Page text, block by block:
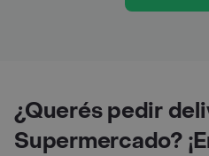
¿Querés pedir
Supermercado?